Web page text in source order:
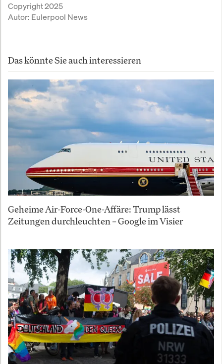
Copyright 2025
Autor: Eulerpool News
Das könnte Sie auch interessieren
Geheime Air-Force-One-Affäre: Trump lässt
Zeitungen durchleuchten – Google im Visier